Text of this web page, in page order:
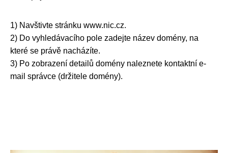
1) Navštivte stránku www.nic.cz.
2) Do vyhledávacího pole zadejte název domény, na
které se právě nacházíte.
3) Po zobrazení detailů domény naleznete kontaktní e-
mail správce (držitele domény).